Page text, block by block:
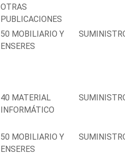
OTRAS
PUBLICACIONES
50 MOBILIARIO Y
ENSERES
40 MATERIAL
INFORMÁTICO
50 MOBILIARIO Y
ENSERES